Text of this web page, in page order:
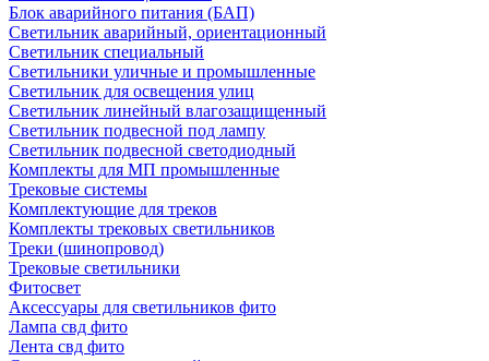
Блок аварийного питания (БАП)
Светильник аварийный, ориентационный
Светильник специальный
Светильники уличные и промышленные
Светильник для освещения улиц
Светильник линейный влагозащищенный
Светильник подвесной под лампу
Светильник подвесной светодиодный
Комплекты для МП промышленные
Трековые системы
Комплектующие для треков
Комплекты трековых светильников
Треки (шинопровод)
Трековые светильники
Фитосвет
Аксессуары для светильников фито
Лампа свд фито
Лента свд фито